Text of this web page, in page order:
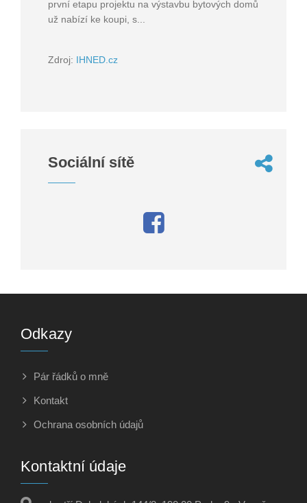
první etapu projektu na výstavbu bytových domů
už nabízí ke koupi, s...
Zdroj: IHNED.cz
Sociální sítě
Odkazy
Pár řádků o mně
Kontakt
Ochrana osobních údajů
Kontaktní údaje